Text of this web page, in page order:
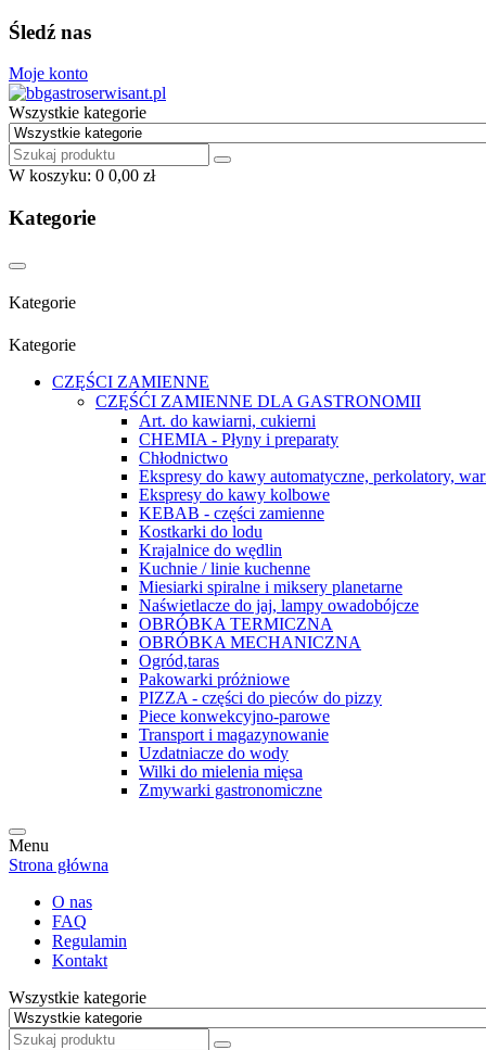
Śledź nas
Moje konto
Wszystkie kategorie
W koszyku: 0 0,00 zł
Kategorie
Kategorie
Kategorie
CZĘŚCI ZAMIENNE
CZĘŚĆI ZAMIENNE DLA GASTRONOMII
Art. do kawiarni, cukierni
CHEMIA - Płyny i preparaty
Chłodnictwo
Ekspresy do kawy automatyczne, perkolatory,
Ekspresy do kawy kolbowe
KEBAB - części zamienne
Kostkarki do lodu
Krajalnice do wędlin
Kuchnie / linie kuchenne
Miesiarki spiralne i miksery planetarne
Naświetlacze do jaj, lampy owadobójcze
OBRÓBKA TERMICZNA
OBRÓBKA MECHANICZNA
Ogród,taras
Pakowarki próżniowe
PIZZA - części do pieców do pizzy
Piece konwekcyjno-parowe
Transport i magazynowanie
Uzdatniacze do wody
Wilki do mielenia mięsa
Zmywarki gastronomiczne
Menu
Strona główna
O nas
FAQ
Regulamin
Kontakt
Wszystkie kategorie